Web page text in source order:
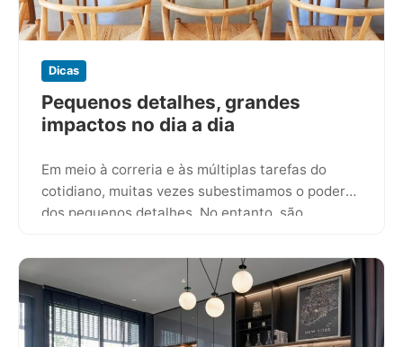
Dicas
Pequenos detalhes, grandes
impactos no dia a dia
Em meio à correria e às múltiplas tarefas do
cotidiano, muitas vezes subestimamos o poder
dos pequenos detalhes. No entanto, são